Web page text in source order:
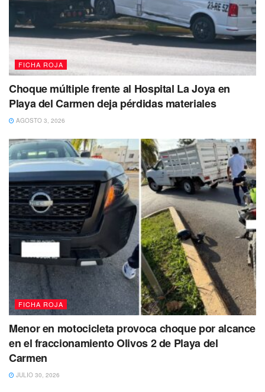
delitos de narcomenudeo, durante el operativo permanente
de vigilancia en colonias. En uno de los casos fue
asegurada un arma de fuego.
Dos jóvenes identificados como Ángel “N” de 20 años,
originario de Campeche quien tenía en su posesión un
arma de fuego con 6 cartuchos útiles y Enrique “N” de 22
años, procedente de Veracruz, fueron asegurados por la
Policía Preventiva y la Secretaría de Marina tras ser
ubicados sobre la avenida Alondra con calle Colorines, del
fraccionamiento Villas del Sol. Asimismo se les
aseguraron 11 envoltorios con marihuana, 14 con la droga
llamada cristal y 2 con lo que podría ser éxtasis.
FICHA ROJA
Choque múltiple frente al Hospital La Joya en
Playa del Carmen deja pérdidas materiales
AGOSTO 3, 2026
FICHA ROJA
Menor en motocicleta provoca choque por alcance
en el fraccionamiento Olivos 2 de Playa del
Carmen
JULIO 30, 2026